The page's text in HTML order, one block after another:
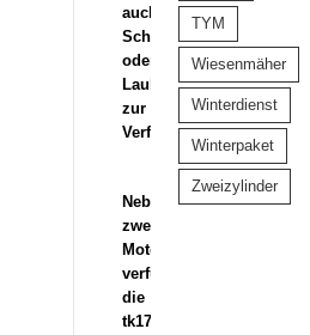
auch
Schneeräumschild
oder
Laubsammler
zur
Verfügung.
Neben
zwei
Motorvarianten
verfügt
die
tk17
TYM
Wiesenmäher
Winterdienst
Winterpaket
Zweizylinder